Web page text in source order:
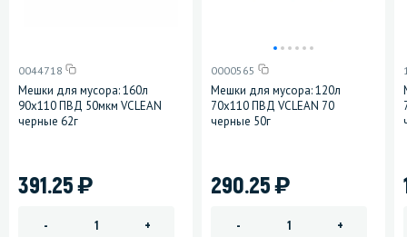
0044718
Мешки для мусора: 160л
90х110 ПВД 50мкм VCLEAN
черные 62г
391.25)
- +
0000565
Мешки для мусора: 120л
70х110 ПВД VCLEAN 70
черные 50г
290.25)
- +